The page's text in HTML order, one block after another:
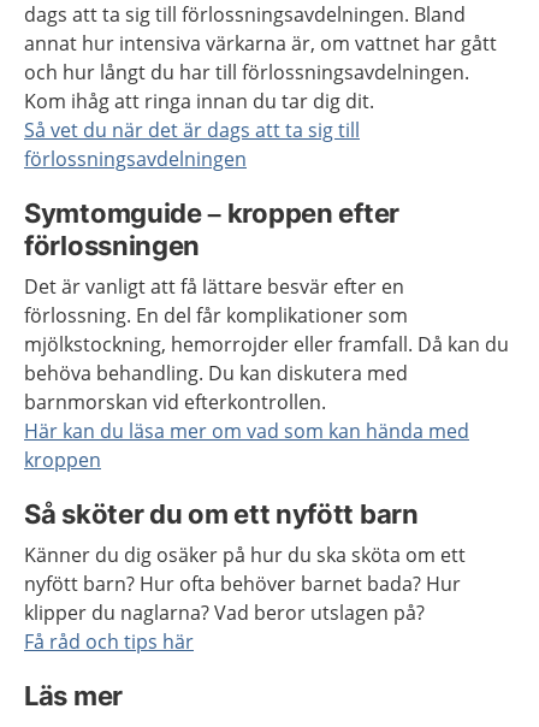
dags att ta sig till förlossningsavdelningen. Bland
annat hur intensiva värkarna är, om vattnet har gått
och hur långt du har till förlossningsavdelningen.
Kom ihåg att ringa innan du tar dig dit.
Så vet du när det är dags att ta sig till
förlossningsavdelningen
Symtomguide – kroppen efter
förlossningen
Det är vanligt att få lättare besvär efter en
förlossning. En del får komplikationer som
mjölkstockning, hemorrojder eller framfall. Då kan du
behöva behandling. Du kan diskutera med
barnmorskan vid efterkontrollen.
Här kan du läsa mer om vad som kan hända med
kroppen
Så sköter du om ett nyfött barn
Känner du dig osäker på hur du ska sköta om ett
nyfött barn? Hur ofta behöver barnet bada? Hur
klipper du naglarna? Vad beror utslagen på?
Få råd och tips här
Läs mer